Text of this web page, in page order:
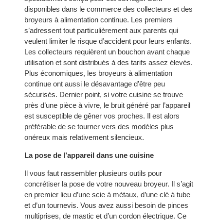
disponibles dans le commerce des collecteurs et des
broyeurs à alimentation continue. Les premiers
s’adressent tout particulièrement aux parents qui
veulent limiter le risque d’accident pour leurs enfants.
Les collecteurs requièrent un bouchon avant chaque
utilisation et sont distribués à des tarifs assez élevés.
Plus économiques, les broyeurs à alimentation
continue ont aussi le désavantage d’être peu
sécurisés. Dernier point, si votre cuisine se trouve
près d’une pièce à vivre, le bruit généré par l’appareil
est susceptible de gêner vos proches. Il est alors
préférable de se tourner vers des modèles plus
onéreux mais relativement silencieux.
La pose de l’appareil dans une cuisine
Il vous faut rassembler plusieurs outils pour
concrétiser la pose de votre nouveau broyeur. Il s’agit
en premier lieu d’une scie à métaux, d’une clé à tube
et d’un tournevis. Vous avez aussi besoin de pinces
multiprises, de mastic et d’un cordon électrique. Ce